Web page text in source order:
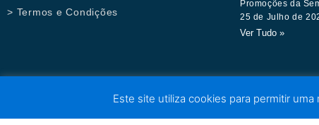
> Termos e Condições
Promoções da
25 de Julho de
Ver Tudo »
Este site utiliza cookies para permitir